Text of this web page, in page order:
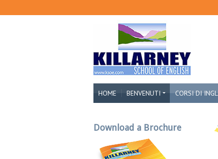
HOME BENVENUTI CORSI DI
Download a Brochure